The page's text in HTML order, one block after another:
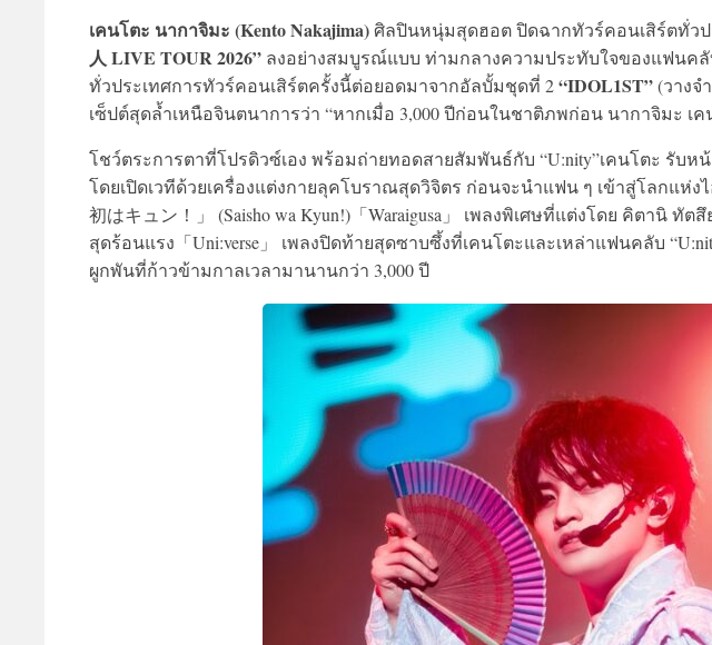
เคนโตะ นากาจิมะ (Kento Nakajima)ศิลปินหนุ่มสุดฮอต ปิดฉากทัวร์คอนเสิร์ตทั่ว
人 LIVE TOUR 2026” ลงอย่างสมบูรณ์แบบ ท่ามกลางความประทับใจของแฟนคลั
ทั่วประเทศการทัวร์คอนเสิร์ตครั้งนี้ต่อยอดมาจากอัลบั้มชุดที่ 2“IDOL1ST”(วางจ
เซ็ปต์สุดล้ำเหนือจินตนาการว่า “หากเมื่อ 3,000 ปีก่อนในชาติภพก่อน นากาจิมะ เ
โชว์ตระการตาที่โปรดิวซ์เอง พร้อมถ่ายทอดสายสัมพันธ์กับ “U:nity”เคนโตะ รับห
โดยเปิดเวทีด้วยเครื่องแต่งกายลุคโบราณสุดวิจิตร ก่อนจะนำแฟน ๆ เข้าสู่โลกแห่
初はキュン！」 (Saisho wa Kyun!)「Waraigusa」 เพลงพิเศษที่แต่งโดย คิตานิ ทัตสึ
สุดร้อนแรง「Uni:verse」 เพลงปิดท้ายสุดซาบซึ้งที่เคนโตะและเหล่าแฟนคลับ
ผูกพันที่ก้าวข้ามกาลเวลามานานกว่า 3,000 ปี